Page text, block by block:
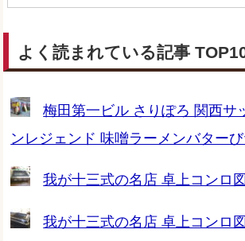
よく読まれている記事
梅田第一ビル さりぽろ 関西サ
ンレジェンド 味噌ラーメンバター
我が十三式の名店 卓上コンロ
我が十三式の名店 卓上コンロ